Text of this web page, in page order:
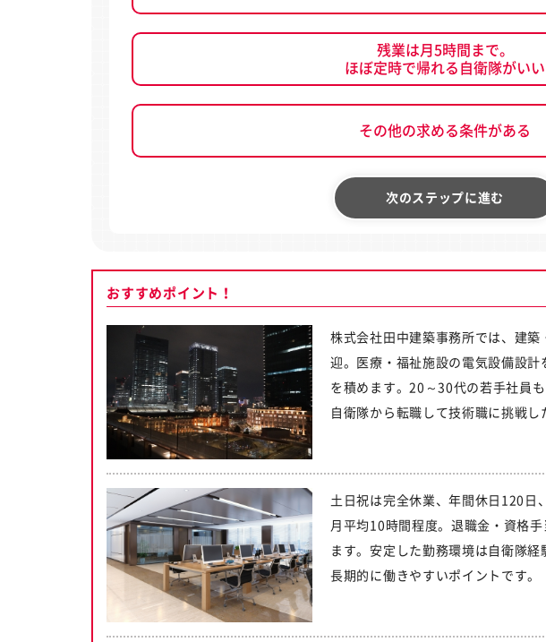
残業は月5時間まで。
ほぼ定時で帰れる自衛隊がいい
その他の求める条件がある
次のステップに進む
おすすめポイント！
株式会社田中建築事務所では、建
迎。医療・福祉施設の電気設備設
を積めます。20～30代の若手社員
自衛隊から転職して技術職に挑戦し
土日祝は完全休業、年間休日120日
月平均10時間程度。退職金・資格
ます。安定した勤務環境は自衛隊
長期的に働きやすいポイントです。